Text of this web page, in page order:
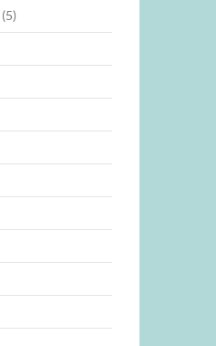
(5)